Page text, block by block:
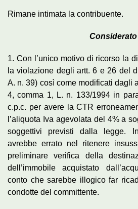
Rimane intimata la contribuente.
Considerato
1. Con l’unico motivo di ricorso la
la violazione degli artt. 6 e 26 del
A. n. 39) così come modificati dagli
4, comma 1, L. n. 133/1994 in
c.p.c. per avere la CTR
l’aliquota Iva agevolata del 4% a
soggettivi previsti dalla legge.
avrebbe errato nel ritenere
preliminare verifica della
dell’immobile acquistato
conto che sarebbe illogico far
condotte del committente.